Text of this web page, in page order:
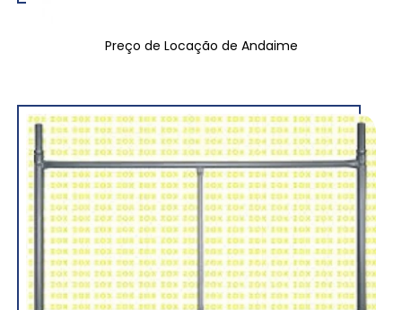
Preço de Locação de Andaime